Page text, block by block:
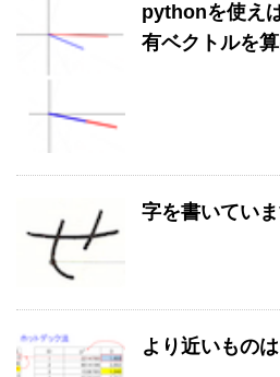
pythonを使え
有ベクトルを
字を書いてい
より近いものは